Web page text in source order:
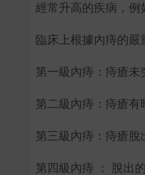
經常升高的疾病，例
臨床上根據內痔的嚴
第一級內痔：痔瘡未
第二級內痔：痔瘡有
第三級內痔：痔瘡脫
第四級內痔 ： 脫出